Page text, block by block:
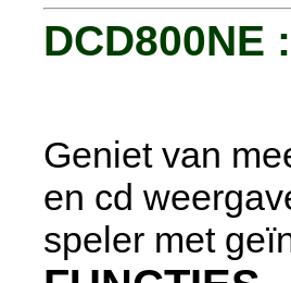
DCD800NE
Geniet van
en cd
speler met